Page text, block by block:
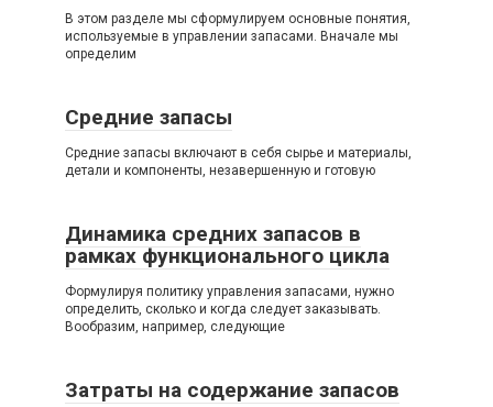
В этом разделе мы сформулируем основные понятия,
используемые в управлении запасами. Вначале мы
определим
Средние запасы
Средние запасы включают в себя сырье и материалы,
детали и компоненты, незавершенную и готовую
Динамика средних запасов в
рамках функционального цикла
Формулируя политику управления запасами, нужно
определить, сколько и когда следует заказывать.
Вообразим, например, следующие
Затраты на содержание запасов